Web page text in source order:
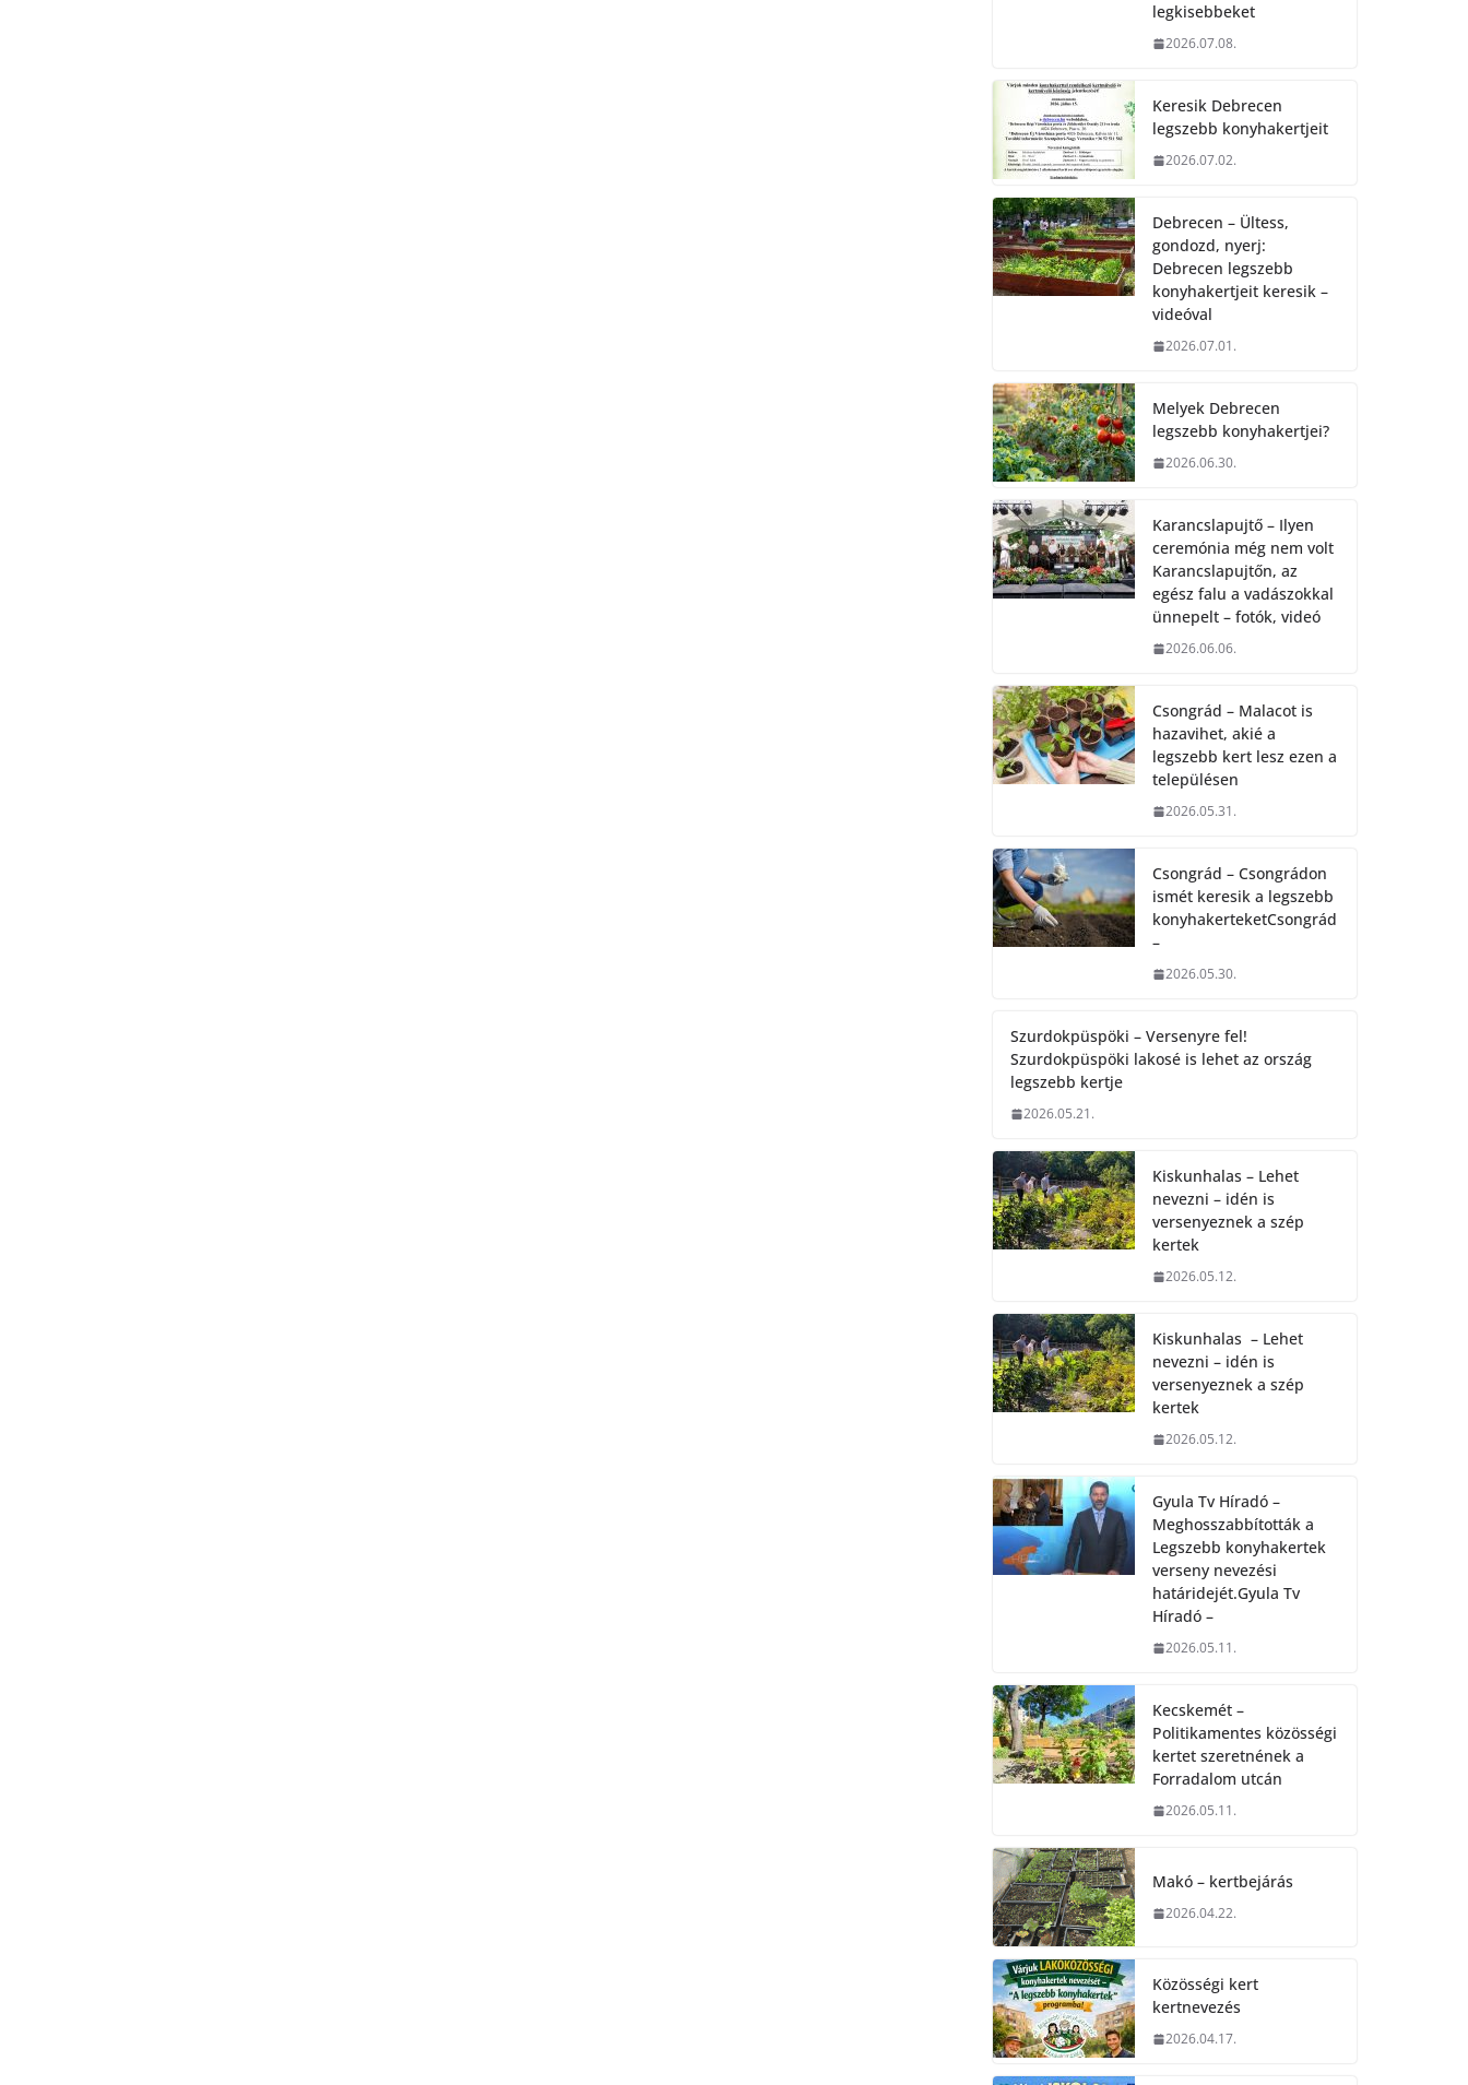
legkisebbeket
2026.07.08.
Keresik Debrecen
legszebb konyhakertjeit
2026.07.02.
Debrecen – Ültess,
gondozd, nyerj:
Debrecen legszebb
konyhakertjeit keresik –
videóval
2026.07.01.
Melyek Debrecen
legszebb konyhakertjei?
2026.06.30.
Karancslapujtő – Ilyen
ceremónia még nem volt
Karancslapujtőn, az
egész falu a vadászokkal
ünnepelt – fotók, videó
2026.06.06.
Csongrád – Malacot is
hazavihet, akié a
legszebb kert lesz ezen a
településen
2026.05.31.
Csongrád – Csongrádon
ismét keresik a legszebb
konyhakerteketCsongrád
–
2026.05.30.
Szurdokpüspöki – Versenyre fel!
Szurdokpüspöki lakosé is lehet az ország
legszebb kertje
2026.05.21.
Kiskunhalas – Lehet
nevezni – idén is
versenyeznek a szép
kertek
2026.05.12.
Kiskunhalas – Lehet
nevezni – idén is
versenyeznek a szép
kertek
2026.05.12.
Gyula Tv Híradó –
Meghosszabbították a
Legszebb konyhakertek
verseny nevezési
határidejét.Gyula Tv
Híradó –
2026.05.11.
Kecskemét –
Politikamentes közösségi
kertet szeretnének a
Forradalom utcán
2026.05.11.
Makó – kertbejárás
2026.04.22.
Közösségi kert
kertnevezés
2026.04.17.